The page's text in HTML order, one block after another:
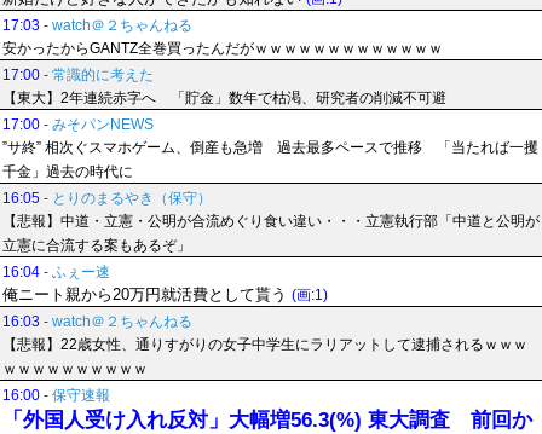
17:03 - watch＠２ちゃんねる
安かったからGANTZ全巻買ったんだがｗｗｗｗｗｗｗｗｗｗｗｗｗ
17:00 - 常識的に考えた
【東大】2年連続赤字へ 「貯金」数年で枯渇、研究者の削減不可避
17:00 - みそパンNEWS
”サ終” 相次ぐスマホゲーム、倒産も急増 過去最多ペースで推移 「当たれば一攫
千金」過去の時代に
16:05 - とりのまるやき（保守）
【悲報】中道・立憲・公明が合流めぐり食い違い・・・立憲執行部「中道と公明が
立憲に合流する案もあるぞ」
16:04 - ふぇー速
俺ニート親から20万円就活費として貰う (画:1)
16:03 - watch＠２ちゃんねる
【悲報】22歳女性、通りすがりの女子中学生にラリアットして逮捕されるｗｗｗ
ｗｗｗｗｗｗｗｗｗｗ
16:00 - 保守速報
「外国人受け入れ反対」大幅増56.3(%) 東大調査 前回か